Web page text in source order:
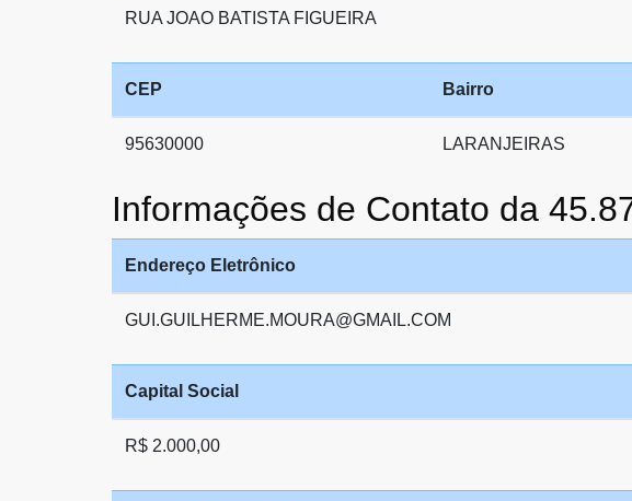
RUA JOAO BATISTA FIGUEIRA
CEP Bairro
95630000 LARANJEIRAS
Informações de Contato da
Endereço Eletrônico
GUI.GUILHERME.MOURA@GMAIL.COM
Capital Social
R$ 2.000,00